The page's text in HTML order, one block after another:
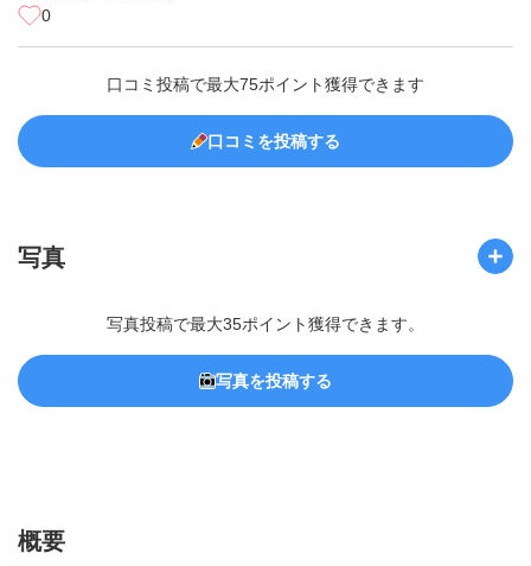
0
口コミ投稿で最大75ポイント獲得できます
口コミを投稿する
写真
写真投稿で最大35ポイント獲得できます。
写真を投稿する
概要